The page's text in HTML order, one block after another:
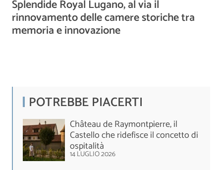
Splendide Royal Lugano, al via il
rinnovamento delle camere storiche tra
memoria e innovazione
POTREBBE PIACERTI
Château de Raymontpierre, il
Castello che ridefisce il concetto di
ospitalità
14 LUGLIO 2026